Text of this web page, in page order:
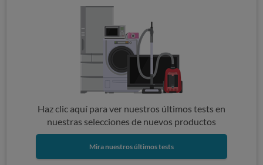
Haz clic aquí para ver nuestros últimos tests en
nuestras selecciones de nuevos productos
Mira nuestros últimos tests